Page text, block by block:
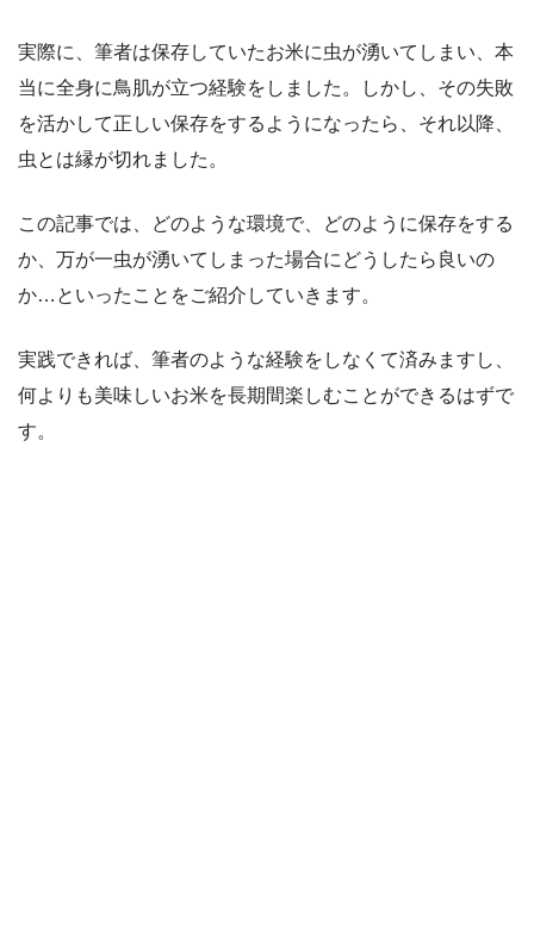
実際に、筆者は保存していたお米に虫が湧いてしまい、本
当に全身に鳥肌が立つ経験をしました。しかし、その失敗
を活かして正しい保存をするようになったら、それ以降、
虫とは縁が切れました。
この記事では、どのような環境で、どのように保存をする
か、万が一虫が湧いてしまった場合にどうしたら良いの
か…といったことをご紹介していきます。
実践できれば、筆者のような経験をしなくて済みますし、
何よりも美味しいお米を長期間楽しむことができるはずで
す。